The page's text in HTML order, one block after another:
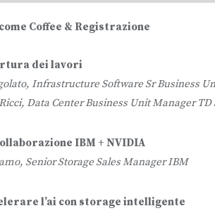
Coffee & Registrazione
dei lavori
Infrastructure Software Sr Business
Data Center Business Unit Manager TD
IBM + NVIDIA
Senior Storage Sales Manager IBM
l’ai con storage intelligente